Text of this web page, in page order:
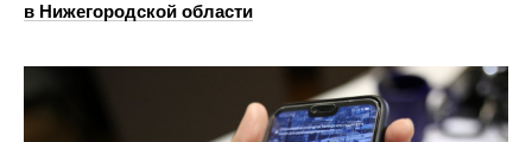
в Нижегородской области